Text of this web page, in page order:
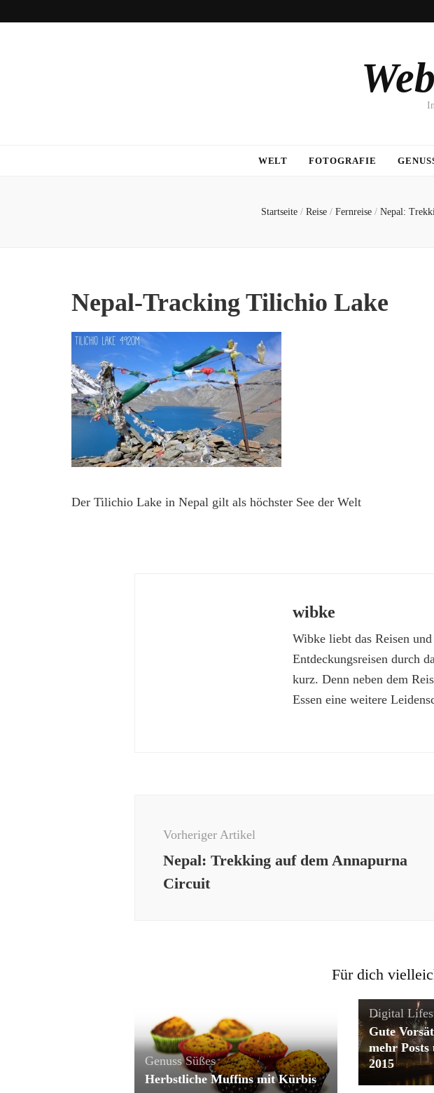
WELT FOTOGRAFIE
Startseite / Reise / Fernreise / Nepal:
Nepal-Tracking Tilichio Lake
Der Tilichio Lake in Nepal gilt als höchster See der Welt
wibke
Wibke liebt das Reisen
Entdeckungsreisen durch
kurz. Denn neben dem
Essen eine weitere
Vorheriger Artikel
Nepal: Trekking auf dem Annapurna
Circuit
Für dich
Genuss Süßes
Herbstliche Muffins mit Kürbis
Digital
Gute
mehr Posts
2015